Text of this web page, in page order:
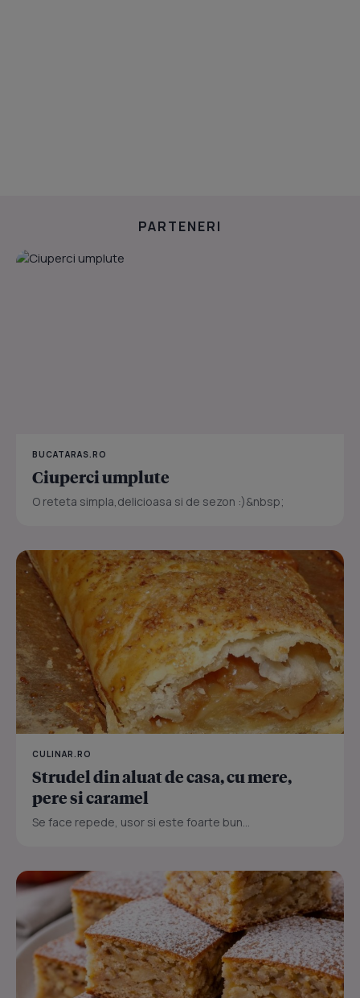
PARTENERI
BUCATARAS.RO
Ciuperci umplute
O reteta simpla,delicioasa si de sezon :)&nbsp;
CULINAR.RO
Strudel din aluat de casa, cu mere,
pere si caramel
Se face repede, usor si este foarte bun...